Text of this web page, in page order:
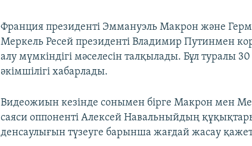
Франция президенті Эммануэль Макрон және
Меркель Ресей президенті Владимир Путинмен
алу мүмкіндігі мәселесін талқылады. Бұл туралы
әкімшілігі хабарлады.
Видеожиын кезінде сонымен бірге Макрон мен
саяси оппоненті Алексей Навальныйдың
денсаулығын түзеуге барынша жағдай жасау